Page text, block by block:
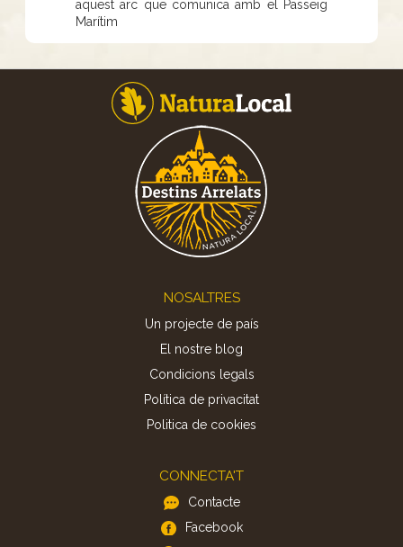
aquest arc que comunica amb el Passeig
Marítim
NOSALTRES
Un projecte de país
El nostre blog
Condicions legals
Política de privacitat
Politica de cookies
CONNECTA'T
Contacte
Facebook